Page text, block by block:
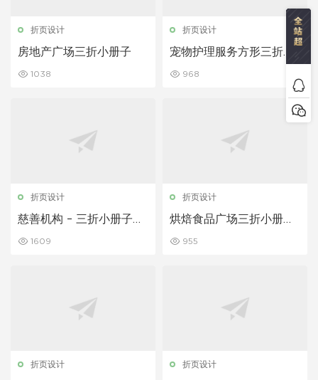
折页设计
房地产广场三折小册子
1038
折页设计
宠物护理服务方形三折小
968
折页设计
慈善机构 – 三折小册子模
1609
折页设计
烘焙食品广场三折小册子
955
折页设计 折页设计